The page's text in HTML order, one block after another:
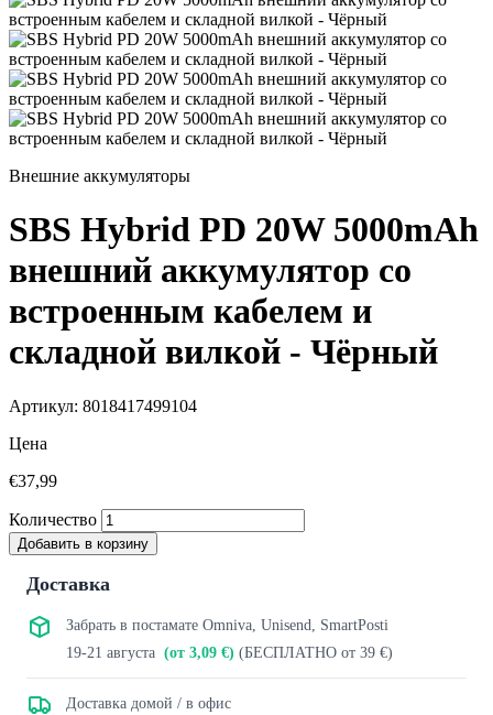
Внешние аккумуляторы
SBS Hybrid PD 20W 5000mAh
внешний аккумулятор со
встроенным кабелем и
складной вилкой - Чёрный
Артикул: 8018417499104
Цена
€37,99
Количество
Добавить в корзину
Доставка
Забрать в постамате Omniva, Unisend, SmartPosti
19-21 августа (от 3,09 €) (БЕСПЛАТНО от 39 €)
Доставка домой / в офис